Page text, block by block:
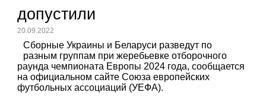
допустили
20.09.2022
Сборные Украины и Беларуси разведут по
разным группам при жеребьевке отборочного
раунда чемпионата Европы 2024 года, сообщается
на официальном сайте Союза европейских
футбольных ассоциаций (УЕФА).